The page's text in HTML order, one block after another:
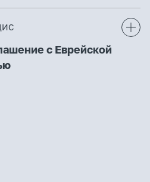
с Еврейской